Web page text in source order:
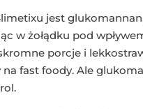
jest
w żołądku pod
porcje i
fast foody. Ale